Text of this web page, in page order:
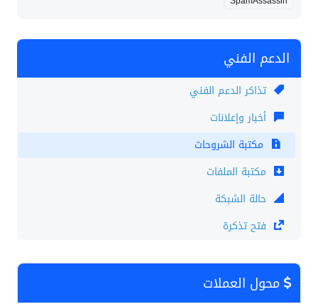
الدعم الفني
تذاكر الدعم الفني
أخبار وإعلانات
مكتبة الشروحات
مكتبة الملفات
حالة الشبكة
فتح تذكرة
محول العملات